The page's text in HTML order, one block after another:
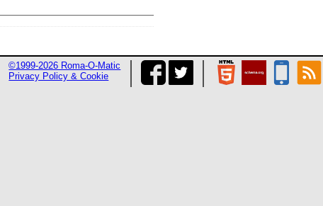
©1999-2026 Roma-O-Matic
Privacy Policy & Cookie